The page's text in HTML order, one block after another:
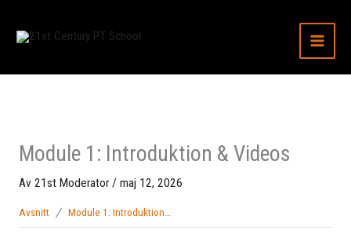
Module 1: Introduktion & Videos
Av 21st Moderator/ maj 12, 2026
Avsnitt